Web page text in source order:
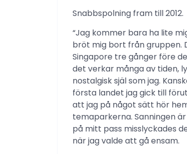
Snabbspolning fram till 2012.
“Jag kommer bara ha lite
bröt mig bort från gruppen.
Singapore tre gånger före
det verkar många av tiden,
nostalgisk själ som jag.
första landet jag gick till
att jag på något sätt hör
temaparkerna. Sanningen
på mitt pass misslyckades
när jag valde att gå ensam.